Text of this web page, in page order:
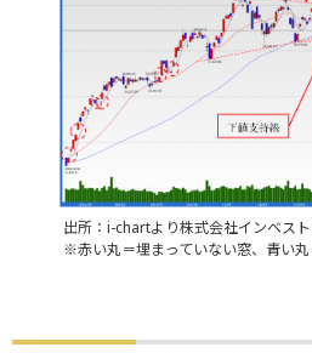
出所：i-chartより株式会社インベス
※赤い丸＝埋まっていない窓、青い